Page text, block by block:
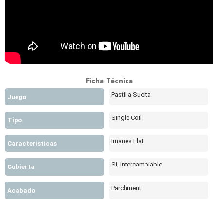
Ficha Técnica
Juego Pastilla Suelta
Tipo Single Coil
Características Imanes Flat
Cubierta Si, Intercambiable
Acabado Parchment